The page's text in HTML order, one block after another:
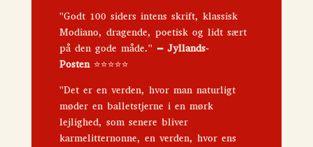
"Godt 100 siders intens skrift, klassisk
Modiano, dragende, poetisk og lidt sært
på den gode måde." –Jyllands-
Posten⭐️⭐️⭐️⭐️⭐️
"Det er en verden, hvor man naturligt
møder en balletstjerne i en mørk
lejlighed, som senere bliver
karmelitternonne, en verden, hvor ens